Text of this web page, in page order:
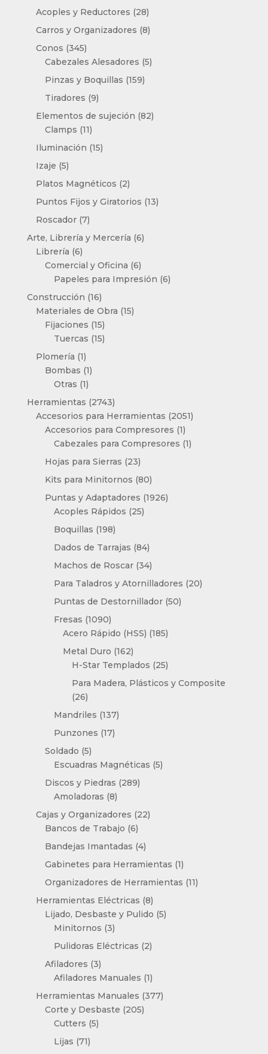
productos
Acoples y Reductores 2828
productos
Carros y Organizadores 88
Conos 345345
productos
Cabezales Alesadores 55
Pinzas y Boquillas 159159
Tiradores 99
productos
Elementos de sujeción 8282
Clamps 1111
productos
Iluminación 1515
Izaje 55
productos
Platos Magnéticos 22
productos
Puntos Fijos y Giratorios 1313
Roscador 77
productos
Arte, Librería y Mercería 66
Librería 66
productos
Comercial y Oficina 66
productos
Papeles para Impresión 66
Construcción 1616
productos
Materiales de Obra 1515
Fijaciones 1515
productos
Tuercas 1515
Plomería 11
producto
Bombas 11
Otras 11
producto
Herramientas 27432743
productos
Accesorios para Herramientas 20512051
Accesorios para Compresores 11
producto
Cabezales para Compresores 11
Hojas para Sierras 2323
productos
Kits para Minitornos 8080
productos
Puntas y Adaptadores 19261926
Acoples Rápidos 2525
Boquillas 198198
productos
Dados de Tarrajas 8484
productos
Machos de Roscar 3434
productos
Para Taladros y Atornilladores 2020
Puntas de Destornillador 5050
Fresas 10901090
productos
Acero Rápido (HSS) 185185
Metal Duro 162162
productos
H-Star Templados 2525
productos
Para Madera, Plásticos y Composite
2626
productos
Mandriles 137137
Punzones 1717
Soldado 55
productos
Escuadras Magnéticas 55
Discos y Piedras 289289
Amoladoras 88
productos
Cajas y Organizadores 2222
Bancos de Trabajo 66
productos
Bandejas Imantadas 44
productos
Gabinetes para Herramientas 11
producto
Organizadores de Herramientas 1111
Herramientas Eléctricas 88
productos
Lijado, Desbaste y Pulido 55
Minitornos 33
productos
Pulidoras Eléctricas 22
Afiladores 33
productos
Afiladores Manuales 11
producto
Herramientas Manuales 377377
Corte y Desbaste 205205
Cutters 55
Lijas 7171